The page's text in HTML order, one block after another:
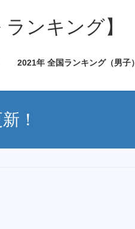
ンキング】
2021年 全国ランキング（男子）
！